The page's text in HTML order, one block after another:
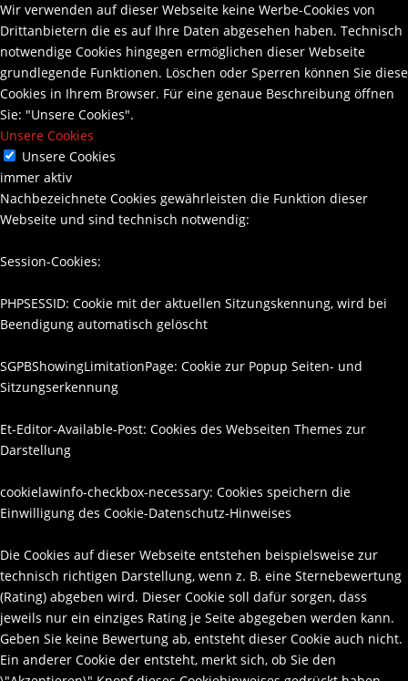
Wir verwenden auf dieser Webseite keine Werbe-Cookies von
Drittanbietern die es auf Ihre Daten abgesehen haben. Technisch
notwendige Cookies hingegen ermöglichen dieser Webseite
grundlegende Funktionen. Löschen oder Sperren können Sie diese
Cookies in Ihrem Browser. Für eine genaue Beschreibung öffnen
Sie: "Unsere Cookies".
Unsere Cookies
Unsere Cookies
immer aktiv
Nachbezeichnete Cookies gewährleisten die Funktion dieser
Webseite und sind technisch notwendig:
Session-Cookies:
PHPSESSID: Cookie mit der aktuellen Sitzungskennung, wird bei
Beendigung automatisch gelöscht
SGPBShowingLimitationPage: Cookie zur Popup Seiten- und
Sitzungserkennung
Et-Editor-Available-Post: Cookies des Webseiten Themes zur
Darstellung
cookielawinfo-checkbox-necessary: Cookies speichern die
Einwilligung des Cookie-Datenschutz-Hinweises
Die Cookies auf dieser Webseite entstehen beispielsweise zur
technisch richtigen Darstellung, wenn z. B. eine Sternebewertung
(Rating) abgeben wird. Dieser Cookie soll dafür sorgen, dass
jeweils nur ein einziges Rating je Seite abgegeben werden kann.
Geben Sie keine Bewertung ab, entsteht dieser Cookie auch nicht.
Ein anderer Cookie der entsteht, merkt sich, ob Sie den